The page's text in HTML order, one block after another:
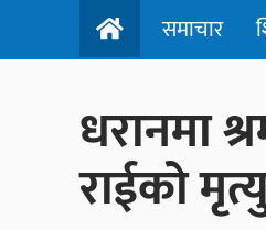
समाचार
धरानमा
राईको